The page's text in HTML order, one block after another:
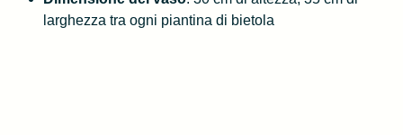
larghezza tra ogni piantina di bietola